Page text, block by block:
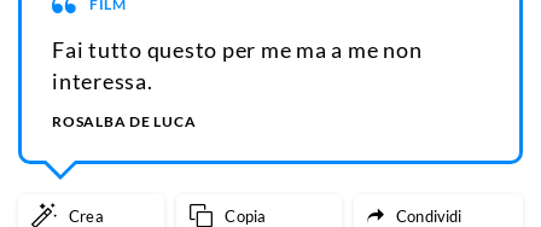
FILM
Fai tutto questo per me ma a me non
interessa.
ROSALBA DE LUCA
Crea Copia Condividi